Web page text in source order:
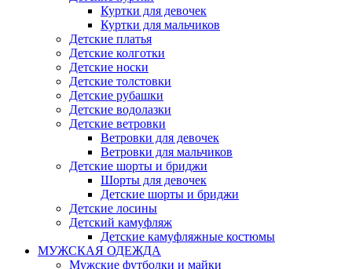
Куртки для девочек
Куртки для мальчиков
Детские платья
Детские колготки
Детские носки
Детские толстовки
Детские рубашки
Детские водолазки
Детские ветровки
Ветровки для девочек
Ветровки для мальчиков
Детские шорты и бриджи
Шорты для девочек
Детские шорты и бриджи
Детские лосины
Детский камуфляж
Детские камуфляжные костюмы
МУЖСКАЯ ОДЕЖДА
Мужские футболки и майки